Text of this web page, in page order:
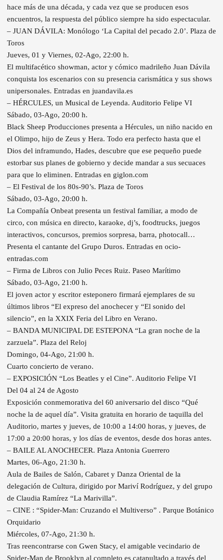
hace más de una década, y cada vez que se producen esos
encuentros, la respuesta del público siempre ha sido espectacular.
– JUAN DÁVILA: Monólogo ‘La Capital del pecado 2.0’. Plaza de
Toros
Jueves, 01 y Viernes, 02-Ago, 22:00 h.
El multifacético showman, actor y cómico madrileño Juan Dávila
conquista los escenarios con su presencia carismática y sus shows
unipersonales. Entradas en juandavila.es
– HÉRCULES, un Musical de Leyenda. Auditorio Felipe VI
Sábado, 03-Ago, 20:00 h.
Black Sheep Producciones presenta a Hércules, un niño nacido en
el Olimpo, hijo de Zeus y Hera. Todo era perfecto hasta que el
Dios del inframundo, Hades, descubre que ese pequeño puede
estorbar sus planes de gobierno y decide mandar a sus secuaces
para que lo eliminen. Entradas en giglon.com
– El Festival de los 80s-90’s. Plaza de Toros
Sábado, 03-Ago, 20:00 h.
La Compañía Onbeat presenta un festival familiar, a modo de
circo, con música en directo, karaoke, dj’s, foodtrucks, juegos
interactivos, concursos, premios sorpresa, barra, photocall…
Presenta el cantante del Grupo Duros. Entradas en ocio-
entradas.com
– Firma de Libros con Julio Peces Ruiz. Paseo Marítimo
Sábado, 03-Ago, 21:00 h.
El joven actor y escritor esteponero firmará ejemplares de su
últimos libros “El expreso del anochecer y “El sonido del
silencio”, en la XXIX Feria del Libro en Verano.
– BANDA MUNICIPAL DE ESTEPONA “La gran noche de la
zarzuela”. Plaza del Reloj
Domingo, 04-Ago, 21:00 h.
Cuarto concierto de verano.
– EXPOSICIÓN “Los Beatles y el Cine”. Auditorio Felipe VI
Del 04 al 24 de Agosto
Exposición conmemorativa del 60 aniversario del disco “Qué
noche la de aquel día”. Visita gratuita en horario de taquilla del
Auditorio, martes y jueves, de 10:00 a 14:00 horas, y jueves, de
17:00 a 20:00 horas, y los días de eventos, desde dos horas antes.
– BAILE AL ANOCHECER. Plaza Antonia Guerrero
Martes, 06-Ago, 21:30 h.
Aula de Bailes de Salón, Cabaret y Danza Oriental de la
delegación de Cultura, dirigido por Mariví Rodríguez, y del grupo
de Claudia Ramírez “La Marivilla”.
– CINE : “Spider-Man: Cruzando el Multiverso” . Parque Botánico
Orquidario
Miércoles, 07-Ago, 21:30 h.
Tras reencontrarse con Gwen Stacy, el amigable vecindario de
Spider-Man de Brooklyn al completo es catapultado a través del